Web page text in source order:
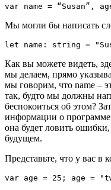
Мы могли бы написать
Как вы можете видеть,
мы делаем, прямо
мы говорим, что name –
так, будто мы должны
беспокоиться об этом?
информации о
она будет ловить
будущем.
Представьте, что у вас в